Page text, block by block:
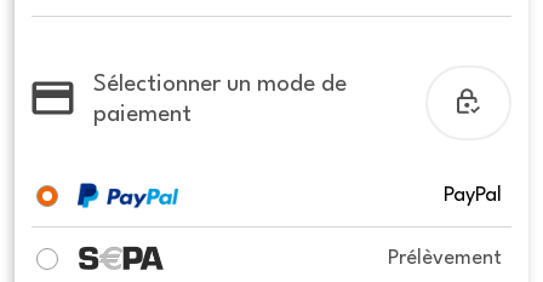
Sélectionner un mode de
paiement
PayPal
Prélèvement